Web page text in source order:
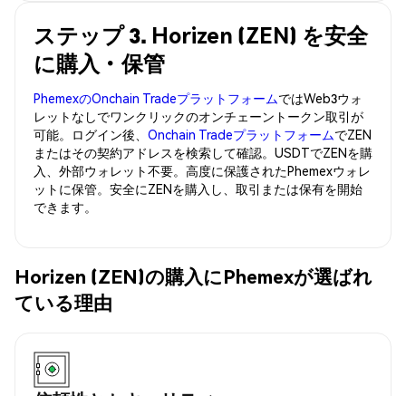
ステップ 3. Horizen (ZEN) を安全
に購入・保管
PhemexのOnchain TradeプラットフォームではWeb3ウォ
レットなしでワンクリックのオンチェーントークン取引が
可能。ログイン後、 Onchain TradeプラットフォームでZEN
またはその契約アドレスを検索して確認。USDTでZENを購
入、外部ウォレット不要。高度に保護されたPhemexウォレ
ットに保管。安全にZENを購入し、取引または保有を開始
できます。
Horizen (ZEN)の購入にPhemexが選ばれ
ている理由